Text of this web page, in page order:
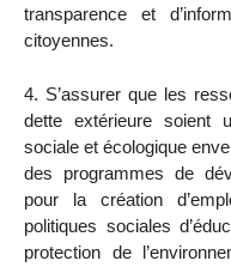
transparence et
citoyennes.
4. S’assurer que les
dette extérieure soient
sociale et écologique
des programmes de
pour la création
politiques sociales
protection de